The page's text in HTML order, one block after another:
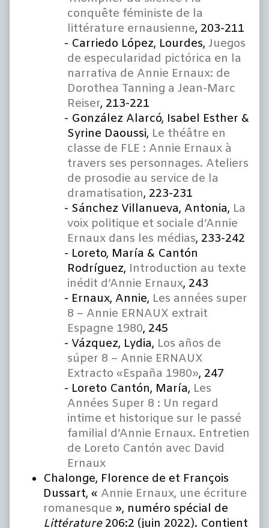
conquête féministe de la
littérature ernausienne, 203-211
Carriedo López, Lourdes, Juegos
de especularidad pictórica en la
narrativa de Annie Ernaux: de
Dorothea Tanning a Jean-Marc
Reiser, 213-221
González Alarcó, Isabel Esther &
Syrine Daoussi, Le théâtre en
classe de FLE : Annie Ernaux à
travers ses personnages. Ateliers
de prosodie au service de la
dramatisation, 223-231
Sánchez Villanueva, Antonia, La
voix politique et sociale d’Annie
Ernaux dans les médias, 233-242
Loreto, María & Cantón
Rodríguez, Introduction au texte
inédit d’Annie Ernaux, 243
Ernaux, Annie, Les années super
8 – Annie ERNAUX extrait
Espagne 1980, 245
Vázquez, Lydia, Los años de
súper 8 – Annie ERNAUX
Extracto «España 1980», 247
Loreto Cantón, María, Les
Années Super 8 : Un regard
intime et historique sur le passé
familial d’Annie Ernaux. Entretien
de Loreto Cantón avec David
Ernaux
Chalonge, Florence de et François
Dussart, « Annie Ernaux, une écriture
romanesque », numéro spécial de
Littérature 206:2 (juin 2022). Contient